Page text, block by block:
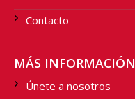
Contacto
MÁS INFORMACIÓN
Únete a nosotros